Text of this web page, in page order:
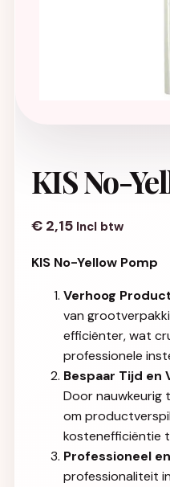
KIS No-
€ 2,15 Incl btw
KIS No-Yellow Pomp
Verhoog
van
efficiënter, wat
professionele
Bespaar Tijd en
Door nauwkeurig
om
kostenefficiëntie
Professioneel
professionaliteit